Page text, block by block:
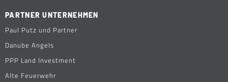
PARTNER UNTERNEHMEN
Paul Putz und Partner
Danube Angels
PPP Land Investment
Alte Feuerwehr